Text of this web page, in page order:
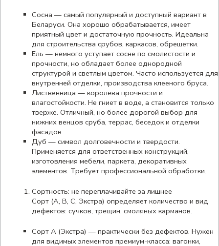
Сосна — самый популярный и доступный вариант в
Беларуси. Она хорошо обрабатывается, имеет
приятный цвет и достаточную прочность. Идеальна
для строительства срубов, каркасов, обрешетки.
Ель — немного уступает сосне по смолистости и
прочности, но обладает более однородной
структурой и светлым цветом. Часто используется для
внутренней отделки, производства клееного бруса.
Лиственница — королева прочности и
влагостойкости. Не гниет в воде, а становится только
тверже. Отличный, но более дорогой выбор для
нижних венцов сруба, террас, беседок и отделки
фасадов.
Дуб — символ долговечности и твердости.
Применяется для ответственных конструкций,
изготовления мебели, паркета, декоративных
элементов. Требует профессиональной обработки.
Сортность: не переплачивайте за лишнее
Сорт (А, В, С, Экстра) определяет количество и вид
дефектов: сучков, трещин, смоляных карманов.
Сорт А (Экстра) — практически без дефектов. Нужен
для видимых элементов премиум-класса: вагонки,